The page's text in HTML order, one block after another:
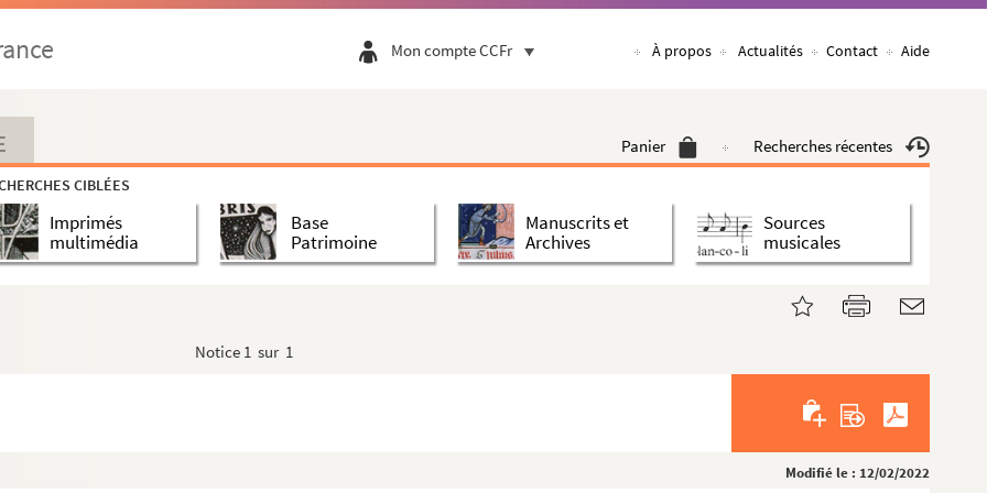
Mon compte CCFr À propos Actualités Contact Aide
Panier Recherches récentes
CIBLÉES
Imprimés
multimédia
Base
Patrimoine
Manuscrits et
Archives
Sources
musicales
Notice 1 sur 1
Modifié le : 12/02/2022